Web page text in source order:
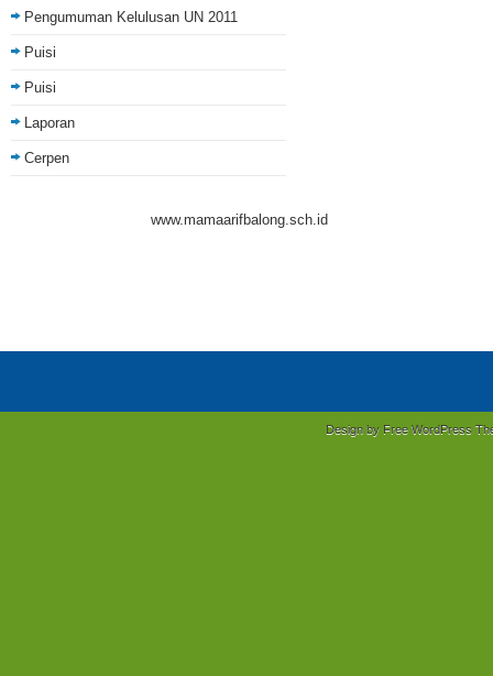
Pengumuman Kelulusan UN 2011
Puisi
Puisi
Laporan
Cerpen
www.mamaarifbalong.sch.id
Design by FreeWordPress